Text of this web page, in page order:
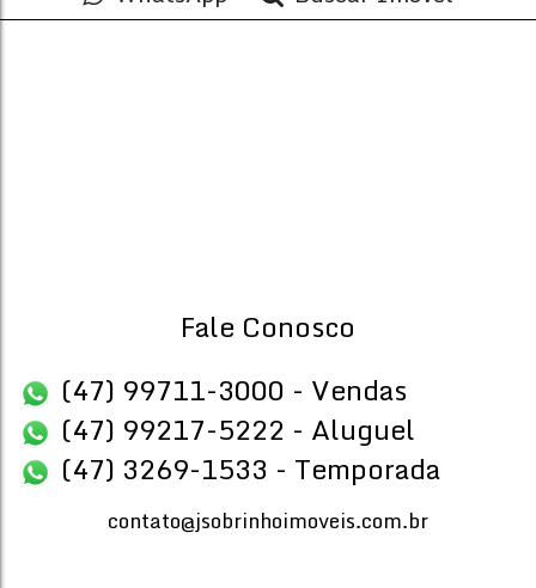
CEP: 88348-119,Rua Figueira N°:625,Tabuleiro (Monte
Fale Conosco
(47) 99711-3000 - Vendas
(47) 99217-5222 - Aluguel
(47) 3269-1533 - Temporada
contato@jsobrinhoimoveis.com.br